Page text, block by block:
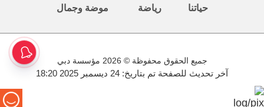
حياتنا رياضة موضة وجمال
جميع الحقوق محفوظة © 2026 مؤسسة دبي
آخر تحديث للصفحة تم بتاريخ: 24 ديسمبر 2025 18:20